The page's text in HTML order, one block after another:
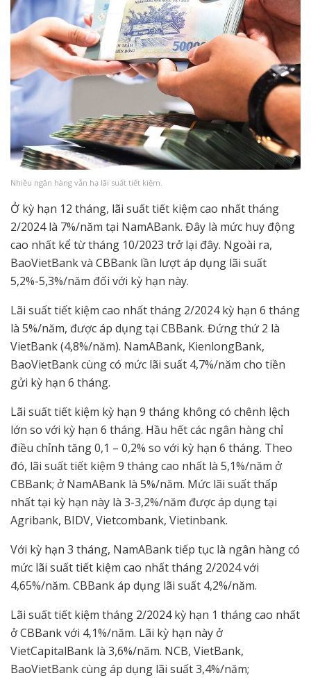
Nhiều ngân hàng vẫn hạ lãi suất tiết kiệm.
Ở kỳ hạn 12 tháng, lãi suất tiết kiệm cao nhất tháng
2/2024 là 7%/năm tại NamABank. Đây là mức huy động
cao nhất kể từ tháng 10/2023 trở lại đây. Ngoài ra,
BaoVietBank và CBBank lần lượt áp dụng lãi suất
5,2%-5,3%/năm đối với kỳ hạn này.
Lãi suất tiết kiệm cao nhất tháng 2/2024 kỳ hạn 6 tháng
là 5%/năm, được áp dụng tại CBBank. Đứng thứ 2 là
VietBank (4,8%/năm). NamABank, KienlongBank,
BaoVietBank cùng có mức lãi suất 4,7%/năm cho tiền
gửi kỳ hạn 6 tháng.
Lãi suất tiết kiệm kỳ hạn 9 tháng không có chênh lệch
lớn so với kỳ hạn 6 tháng. Hầu hết các ngân hàng chỉ
điều chỉnh tăng 0,1 – 0,2% so với kỳ hạn 6 tháng. Theo
đó, lãi suất tiết kiệm 9 tháng cao nhất là 5,1%/năm ở
CBBank; ở NamABank là 5%/năm. Mức lãi suất thấp
nhất tại kỳ hạn này là 3-3,2%/năm được áp dụng tại
Agribank, BIDV, Vietcombank, Vietinbank.
Với kỳ hạn 3 tháng, NamABank tiếp tục là ngân hàng có
mức lãi suất tiết kiệm cao nhất tháng 2/2024 với
4,65%/năm. CBBank áp dụng lãi suất 4,2%/năm.
Lãi suất tiết kiệm tháng 2/2024 kỳ hạn 1 tháng cao nhất
ở CBBank với 4,1%/năm. Lãi kỳ hạn này ở
VietCapitalBank là 3,6%/năm. NCB, VietBank,
BaoVietBank cùng áp dụng lãi suất 3,4%/năm;